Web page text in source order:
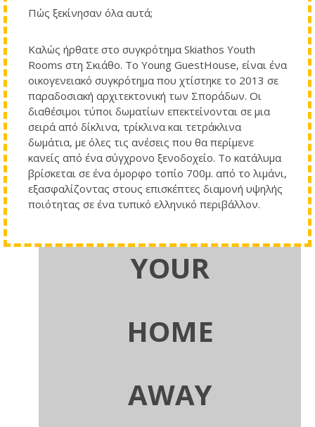
Πώς ξεκίνησαν όλα αυτά;
Καλώς ήρθατε στο συγκρότημα Skiathos Youth
Rooms στη Σκιάθο. Το Young GuestHouse, είναι ένα
οικογενειακό συγκρότημα που χτίστηκε το 2013 σε
παραδοσιακή αρχιτεκτονική των Σποράδων. Οι
διαθέσιμοι τύποι δωματίων επεκτείνονται σε μια
σειρά από δίκλινα, τρίκλινα και τετράκλινα
δωμάτια, με όλες τις ανέσεις που θα περίμενε
κανείς από ένα σύγχρονο ξενοδοχείο. Το κατάλυμα
βρίσκεται σε ένα όμορφο τοπίο 700μ. από το λιμάνι,
εξασφαλίζοντας στους επισκέπτες διαμονή υψηλής
ποιότητας σε ένα τυπικό ελληνικό περιβάλλον.
YOUR
HOME
AWAY